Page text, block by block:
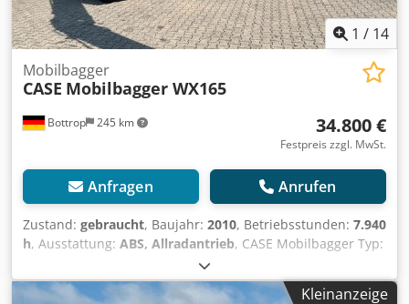
1 / 14
Bottrop 245 km
Mobilbagger
CASE Mobilbagger WX165
34.800 €
Festpreis zzgl. MwSt.
Anfragen Anrufen
Zustand: gebraucht, Baujahr: 2010, Betriebsstunden: 7.940
h, Ausstattung: ABS, Allradantrieb, CASE Mobilbagger Typ:
WX165 (Hydraulic Exavator) Typ approval number: N211
Motorhersteller : Case Motorleistung: 105 kW
Betriebsstunden : 7940 h Zul. Gesamtgewicht : 18000 kg
Kleinanzeige